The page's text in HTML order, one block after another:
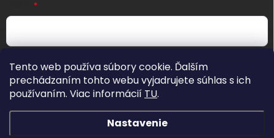
Tento web používa súbory cookie. Ďalším
prechádzaním tohto webu vyjadrujete súhlas s ich
používaním. Viac informácií TU.
Nastavenie
Vložením e-mailu súhlasíte s podmienkami ochrany
osobných údajov
Prihlásiť sa